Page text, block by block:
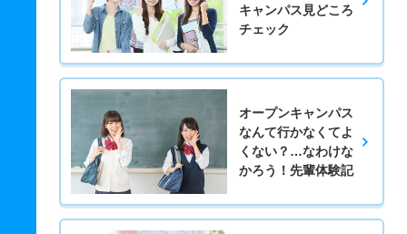
キャンパス見どころ
チェック
オープンキャンパス
なんて行かなくてよ
くない？…なわけな
かろう！先輩体験記